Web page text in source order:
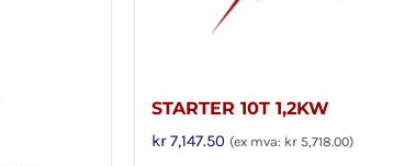
STARTER 10T 1,2KW
kr7,147.50 (ex mva: kr 5,718.00)